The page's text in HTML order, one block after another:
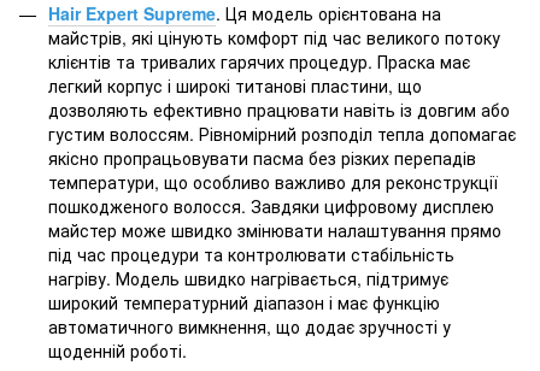
Hair Expert Supreme. Ця модель орієнтована на
майстрів, які цінують комфорт під час великого потоку
клієнтів та тривалих гарячих процедур. Праска має
легкий корпус і широкі титанові пластини, що
дозволяють ефективно працювати навіть із довгим або
густим волоссям. Рівномірний розподіл тепла допомагає
якісно пропрацьовувати пасма без різких перепадів
температури, що особливо важливо для реконструкції
пошкодженого волосся. Завдяки цифровому дисплею
майстер може швидко змінювати налаштування прямо
під час процедури та контролювати стабільність
нагріву. Модель швидко нагрівається, підтримує
широкий температурний діапазон і має функцію
автоматичного вимкнення, що додає зручності у
щоденній роботі.